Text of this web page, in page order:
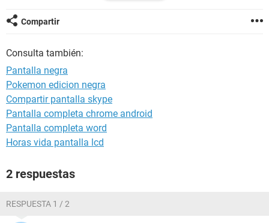
Gracias de antemano, a ver si me podeis ayudar.
Compartir
Consulta también:
Pantalla negra
Pokemon edicion negra
Compartir pantalla skype
Pantalla completa chrome android
Pantalla completa word
Horas vida pantalla lcd
2 respuestas
RESPUESTA 1 / 2